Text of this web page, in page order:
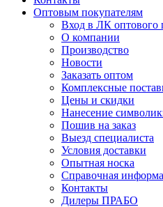
Оптовым покупателям
Вход в ЛК оптового
О компании
Производство
Новости
Заказать оптом
Комплексные
Цены и скидки
Нанесение
Пошив на заказ
Выезд специалиста
Условия доставки
Опытная носка
Справочная
Контакты
Дилеры ПРАБО